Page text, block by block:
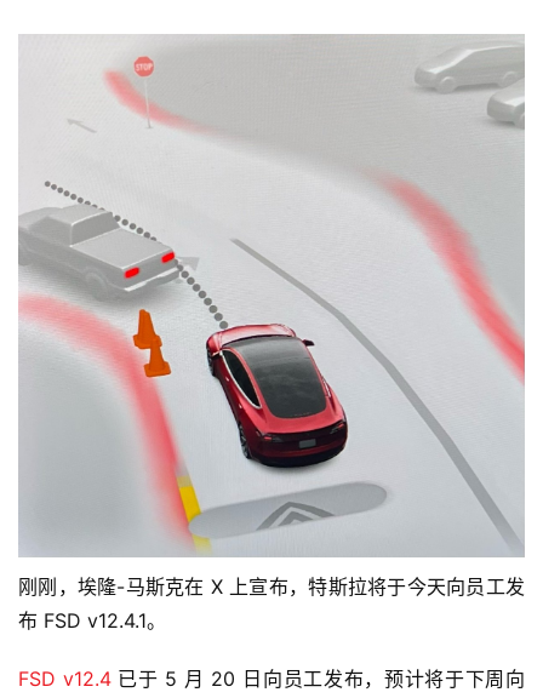
刚刚，埃隆-马斯克在 X 上宣布，特斯拉将于今天向员工发
布 FSD v12.4.1。
FSD v12.4 已于 5 月 20 日向员工发布，预计将于下周向